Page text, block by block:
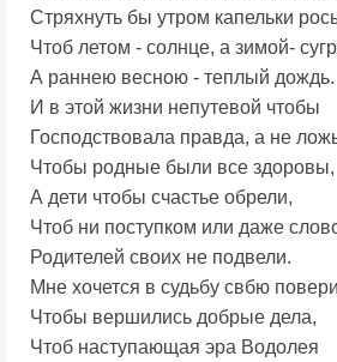
Стряхнуть бы утром капельки
Чтоб летом - солнце, а зимой-
А раннею весною - теплый дождь.
И в этой жизни непутевой чтобы
Господствовала правда, а не
Чтобы родные были все здоровы,
А дети чтобы счастье обрели,
Чтоб ни поступком или даже
Родителей своих не подвели.
Мне хочется в судьбу свбю
Чтобы вершились добрые дела,
Чтоб наступающая эра Водолея